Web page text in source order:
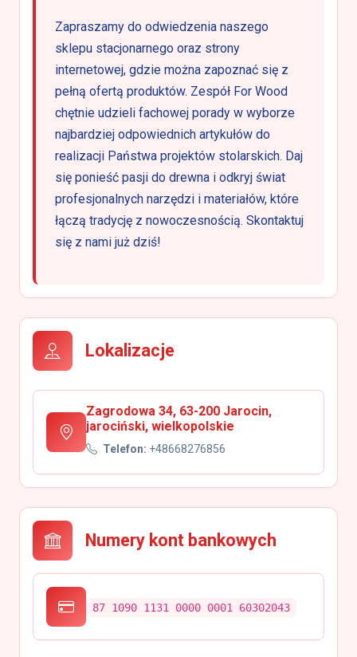
Zapraszamy do odwiedzenia naszego
sklepu stacjonarnego oraz strony
internetowej, gdzie można zapoznać się z
pełną ofertą produktów. Zespół For Wood
chętnie udzieli fachowej porady w wyborze
najbardziej odpowiednich artykułów do
realizacji Państwa projektów stolarskich. Daj
się ponieść pasji do drewna i odkryj świat
profesjonalnych narzędzi i materiałów, które
łączą tradycję z nowoczesnością. Skontaktuj
się z nami już dziś!
Lokalizacje
Zagrodowa 34, 63-200 Jarocin,
jarociński, wielkopolskie
Telefon: +48668276856
Numery kont bankowych
87 1090 1131 0000 0001 60302043